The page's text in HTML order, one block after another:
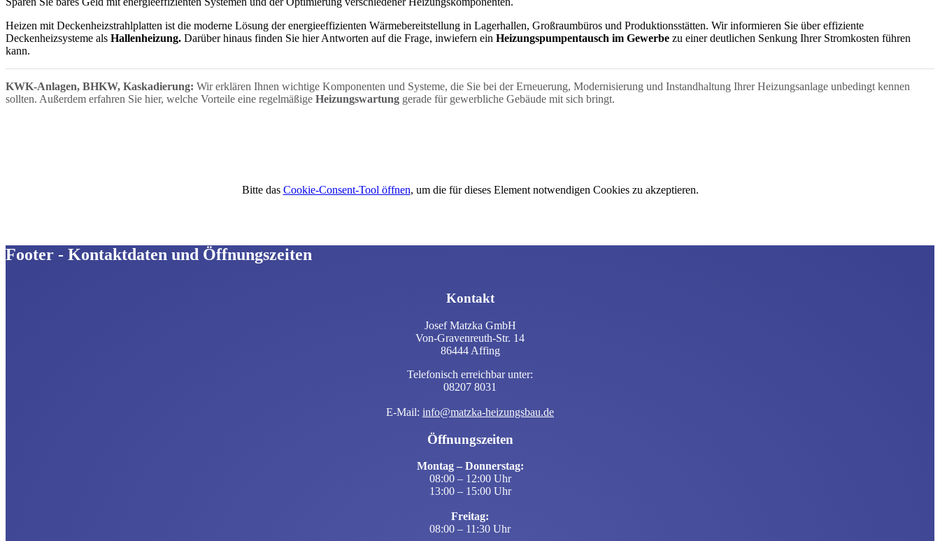
Heizen mit Deckenheizstrahlplatten ist die moderne Lösung der energieeffizienten Wärmebereitstellung in Lagerhallen, Großraumbüros und Produktionsstätten. Wir informieren Sie über effiziente
Deckenheizsysteme als Hallenheizung. Darüber hinaus finden Sie hier Antworten auf die Frage, inwiefern ein Heizungspumpentausch im Gewerbe zu einer deutlichen Senkung Ihrer Stromkosten führen
kann.
KWK-Anlagen, BHKW, Kaskadierung: Wir erklären Ihnen wichtige Komponenten und Systeme, die Sie bei der Erneuerung, Modernisierung und Instandhaltung Ihrer Heizungsanlage unbedingt kennen
sollten. Außerdem erfahren Sie hier, welche Vorteile eine regelmäßige Heizungswartung gerade für gewerbliche Gebäude mit sich bringt.
Bitte das Cookie-Consent-Tool öffnen, um die für dieses Element notwendigen Cookies zu akzeptieren.
Footer - Kontaktdaten und Öffnungszeiten
Kontakt
Josef Matzka GmbH
Von-Gravenreuth-Str. 14
86444 Affing
Telefonisch erreichbar unter:
08207 8031
E-Mail: info@matzka-heizungsbau.de
Öffnungszeiten
Montag – Donnerstag:
08:00 – 12:00 Uhr
13:00 – 15:00 Uhr
Freitag:
08:00 – 11:30 Uhr